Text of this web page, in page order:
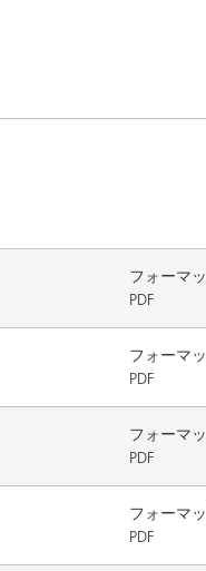
フォーマ
PDF
フォーマ
PDF
フォーマ
PDF
フォーマ
PDF